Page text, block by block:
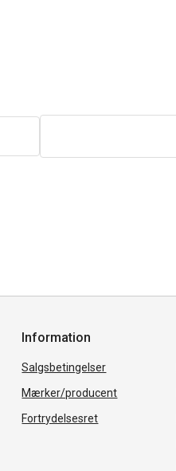
Information
Salgsbetingelser
Mærker/producent
Fortrydelsesret